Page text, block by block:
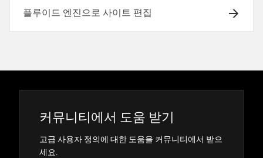
플루이드 엔진으로 사이트 편집
커뮤니티에서 도움 받기
고급 사용자 정의에 대한 도움을 커뮤니티에서 받으
세요.